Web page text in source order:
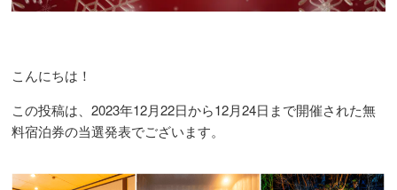
こんにちは！
この投稿は、2023年12月22日から12月24日まで開催された無
料宿泊券の当選発表でございます。